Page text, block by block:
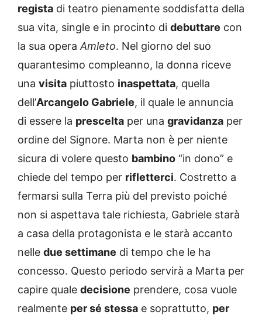
regista di teatro pienamente soddisfatta della
sua vita, single e in procinto di debuttare con
la sua opera Amleto. Nel giorno del suo
quarantesimo compleanno, la donna riceve
una visita piuttosto inaspettata, quella
dell’Arcangelo Gabriele, il quale le annuncia
di essere la prescelta per una gravidanza per
ordine del Signore. Marta non è per niente
sicura di volere questo bambino “in dono” e
chiede del tempo per rifletterci. Costretto a
fermarsi sulla Terra più del previsto poiché
non si aspettava tale richiesta, Gabriele starà
a casa della protagonista e le starà accanto
nelle due settimane di tempo che le ha
concesso. Questo periodo servirà a Marta per
capire quale decisione prendere, cosa vuole
realmente per sé stessa e soprattutto, per